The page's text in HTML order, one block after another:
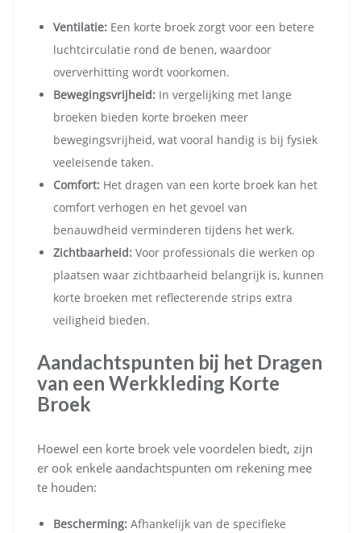
Ventilatie: Een korte broek zorgt voor een betere
luchtcirculatie rond de benen, waardoor
oververhitting wordt voorkomen.
Bewegingsvrijheid: In vergelijking met lange
broeken bieden korte broeken meer
bewegingsvrijheid, wat vooral handig is bij fysiek
veeleisende taken.
Comfort: Het dragen van een korte broek kan het
comfort verhogen en het gevoel van
benauwdheid verminderen tijdens het werk.
Zichtbaarheid: Voor professionals die werken op
plaatsen waar zichtbaarheid belangrijk is, kunnen
korte broeken met reflecterende strips extra
veiligheid bieden.
Aandachtspunten bij het Dragen
van een Werkkleding Korte
Broek
Hoewel een korte broek vele voordelen biedt, zijn
er ook enkele aandachtspunten om rekening mee
te houden:
Bescherming: Afhankelijk van de specifieke